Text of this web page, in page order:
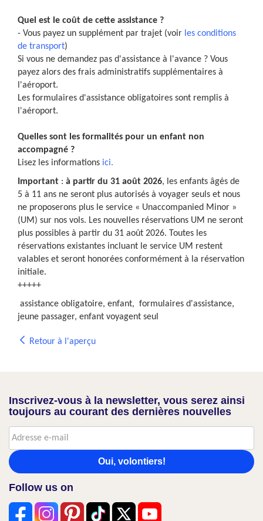
Quel est le coût de cette assistance ?
- Vous payez un supplément par trajet (voir les conditions
de transport)
Si vous ne demandez pas d'assistance à l'avance ? Vous
payez alors des frais administratifs supplémentaires à
l'aéroport.
Les formulaires d'assistance obligatoires sont remplis à
l'aéroport.
Quelles sont les formalités pour un enfant non
accompagné ?
Lisez les informations ici.
Important : à partir du 31 août 2026, les enfants âgés de
5 à 11 ans ne seront plus autorisés à voyager seuls et nous
ne proposerons plus le service « Unaccompanied Minor »
(UM) sur nos vols. Les nouvelles réservations UM ne seront
plus possibles à partir du 31 août 2026. Toutes les
réservations existantes incluant le service UM restent
valables et seront honorées conformément à la réservation
initiale.
+++++
assistance obligatoire, enfant, formulaires d'assistance,
jeune passager, enfant voyagent seul
Retour à l'aperçu
Inscrivez-vous à la newsletter, vous serez ainsi
toujours au courant des dernières nouvelles
Oui, volontiers!
Follow us on